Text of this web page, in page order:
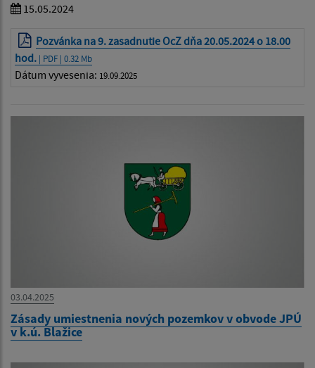
15.05.2024
Pozvánka na 9. zasadnutie OcZ dňa 20.05.2024 o 18.00
hod. | PDF | 0.32 Mb
Dátum vyvesenia: 19.09.2025
03.04.2025
Zásady umiestnenia nových pozemkov v obvode JPÚ
v k.ú. Blažice